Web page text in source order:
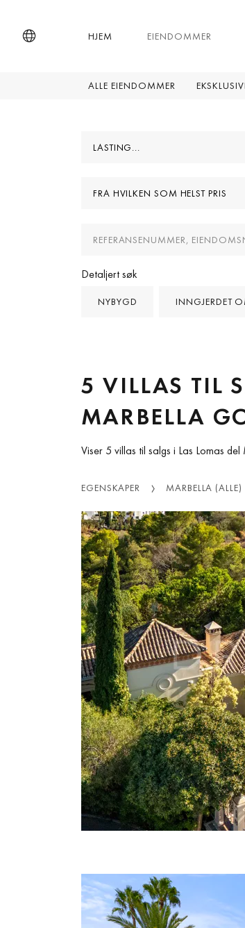
HJEM EIENDOMMER
ALLE EIENDOMMER
LASTING...
FRA HVILKEN SOM HELST PRIS
Detaljert søk
NYBYGD INNGJERDET
5 VILLAS TIL
MARBELLA
Viser 5 villas til salgs i Las Lomas
EGENSKAPER MARBELLA (ALLE)